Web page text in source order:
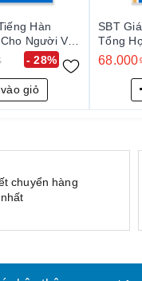
- 28%
Hàn
Người Việt
giỏ
SBT
Tổng
Nam -
chuyển hàng